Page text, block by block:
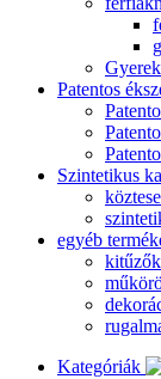
Patentos
Szintetikus
egyéb
Kategóriák